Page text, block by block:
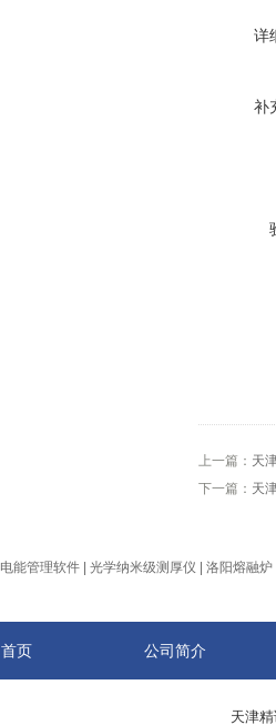
详
补
上一篇： 天
下一篇： 天
电能管理软件 光学纳米级测厚仪 洛阳熔融炉
首页 公司简介
天津